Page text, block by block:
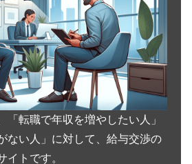
「転職で年収を増やしたい人」
ない人」に対して、給与交渉の
イトです。